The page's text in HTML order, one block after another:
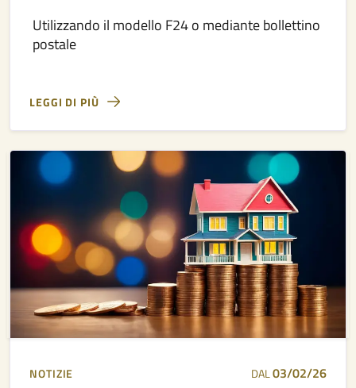
Utilizzando il modello F24 o mediante bollettino
postale
LEGGI DI PIÙ
NOTIZIE DAL03/02/26